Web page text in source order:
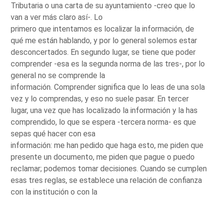
Tributaria o una carta de su ayuntamiento -creo que lo
van a ver más claro así-. Lo
primero que intentamos es localizar la información, de
qué me están hablando, y por lo general solemos estar
desconcertados. En segundo lugar, se tiene que poder
comprender -esa es la segunda norma de las tres-, por lo
general no se comprende la
información. Comprender significa que lo leas de una sola
vez y lo comprendas, y eso no suele pasar. En tercer
lugar, una vez que has localizado la información y la has
comprendido, lo que se espera -tercera norma- es que
sepas qué hacer con esa
información: me han pedido que haga esto, me piden que
presente un documento, me piden que pague o puedo
reclamar; podemos tomar decisiones. Cuando se cumplen
esas tres reglas, se establece una relación de confianza
con la institución o con la